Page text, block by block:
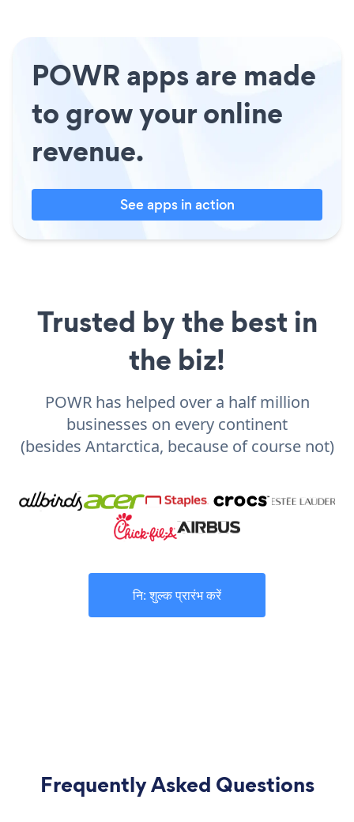
POWR apps are made
to grow your online
revenue.
See apps in action
Trusted by the best in
the biz!
POWR has helped over a half million
businesses on every continent
(besides Antarctica, because of course not)
नि: शुल्क प्रारंभ करें
Frequently Asked Questions